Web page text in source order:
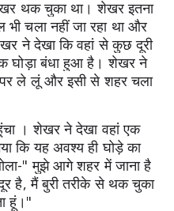
थक चुका था। शेखर इतना
चला नहीं जा रहा था और
ने देखा कि वहां से कुछ दूरी
घोड़ा बंधा हुआ है। शेखर ने
पर ले लूं और इसी से शहर चला
। शेखर ने देखा वहां एक
कि यह अवश्य ही घोड़े का
" मुझे आगे शहर में जाना है
है, मैं बुरी तरीके से थक चुका
हूं।"